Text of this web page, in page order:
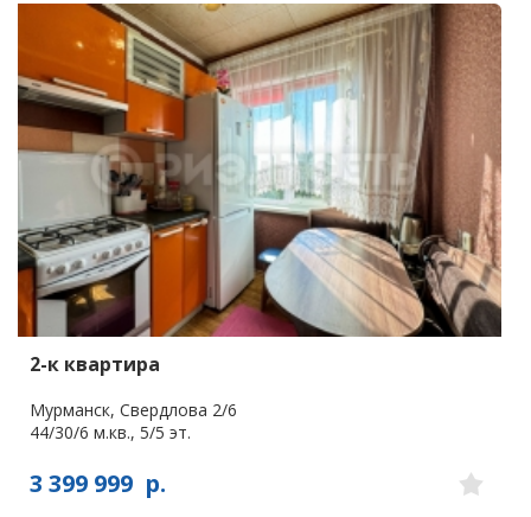
2-к квартира
Мурманск, Свердлова 2/6
44/30/6 м.кв., 5/5 эт.
3 399 999 р.